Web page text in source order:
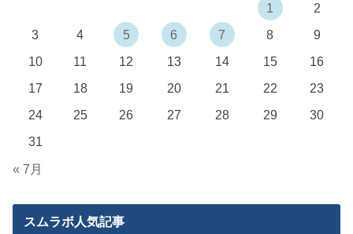
1
2
3
4 5 6 7 8
9
10
11 12 13 14 15
16
17
18 19 20 21 22
23
24
25 26 27 28 29
30
31
« 7月
スムラボ人気記事